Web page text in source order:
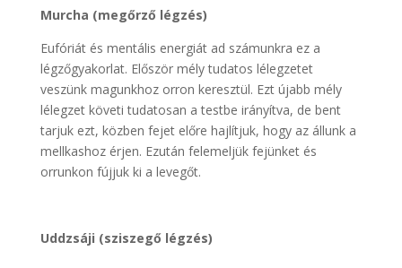
Murcha (megőrző légzés)
Eufóriát és mentális energiát ad számunkra ez a
légzőgyakorlat. Először mély tudatos lélegzetet
veszünk magunkhoz orron keresztül. Ezt újabb mély
lélegzet követi tudatosan a testbe irányítva, de bent
tarjuk ezt, közben fejet előre hajlítjuk, hogy az állunk a
mellkashoz érjen. Ezután felemeljük fejünket és
orrunkon fújjuk ki a levegőt.
Uddzsáji (sziszegő légzés)